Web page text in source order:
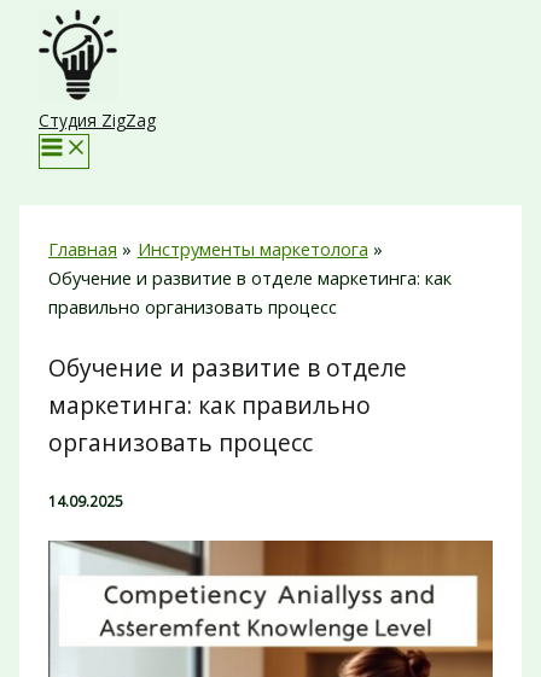
Перейти
содержимому
Студия ZigZag
Главная
Инструменты маркетолога
Обучение и развитие в отделе маркетинга: как
правильно организовать процесс
Обучение и развитие в отделе
маркетинга: как правильно
организовать процесс
14.09.2025